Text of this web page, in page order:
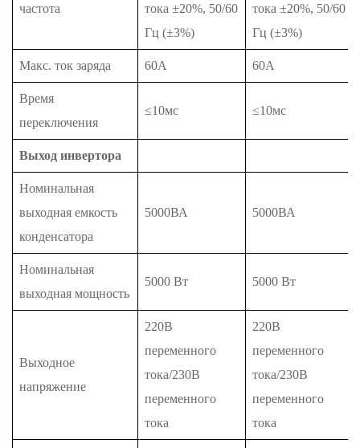
частота
тока ±20%, 50/60
Гц (±3%)
тока ±20%, 50/60
Гц (±3%)
Макс. ток заряда 60А 60А
Время
переключения
≤10мс ≤10мс
Выход инвертора
Номинальная
выходная емкость
конденсатора
5000ВА 5000ВА
Номинальная
выходная мощность
5000 Вт 5000 Вт
Выходное
напряжение
220В
переменного
тока/230В
переменного
тока
220В
переменного
тока/230В
переменного
тока